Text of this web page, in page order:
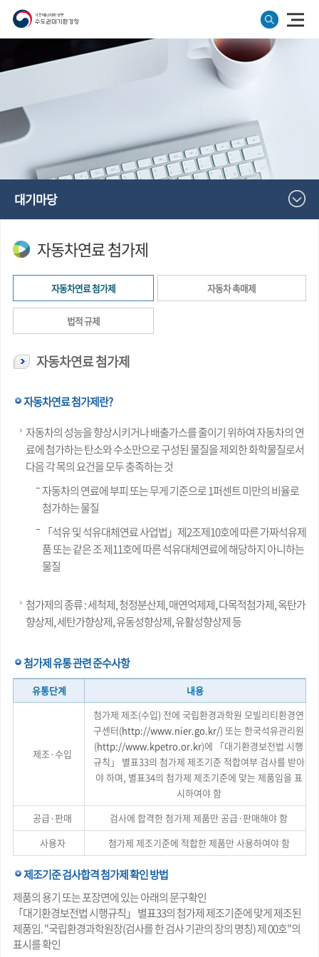
대기마당
자동차연료 첨가제
자동차연료 첨가제 자동차 촉매제
법적 규제
자동차연료 첨가제
자동차연료 첨가제란?
자동차의 성능을 향상시키거나 배출가스를 줄이기 위하여 자동차의 연
료에 첨가하는 탄소와 수소만으로 구성된 물질을 제외한 화학물질로서
다음 각 목의 요건을 모두 충족하는 것
자동차의 연료에 부피 또는 무게 기준으로 1퍼센트 미만의 비율로
첨가하는 물질
「석유 및 석유대체연료 사업법」제2조제10호에 따른 가짜석유제
품 또는 같은 조 제11호에 따른 석유대체연료에 해당하지 아니하는
물질
첨가제의 종류 : 세척제, 청정분산제, 매연억제제, 다목적첨가제, 옥탄가
향상제, 세탄가향상제, 유동성향상제, 유활성향상제 등
첨가제 유통 관련 준수사항
유통단계 내용
제조·수입
첨가제 제조(수입) 전에 국립환경과학원 모빌리티환경연
구센터(http://www.nier.go.kr/) 또는 한국석유관리원
(http://www.kpetro.or.kr)에 「대기환경보전법 시행
규칙」 별표33의 첨가제 제조기준 적합여부 검사를 받아
야 하며, 별표34의 첨가제 제조기준에 맞는 제품임을 표
시하여야 함
공급·판매
검사에 합격한 첨가제 제품만 공급·판매해야 함
사용자
첨가제 제조기준에 적합한 제품만 사용하여야 함
제조기준 검사합격 첨가제 확인 방법
제품의 용기 또는 포장면에 있는 아래의 문구확인
「대기환경보전법 시행규칙」 별표33의 첨가제 제조기준에 맞게 제조된
제품임. "국립환경과학원장(검사를 한 검사 기관의 장의 명칭) 제 00호"의
표시를 확인